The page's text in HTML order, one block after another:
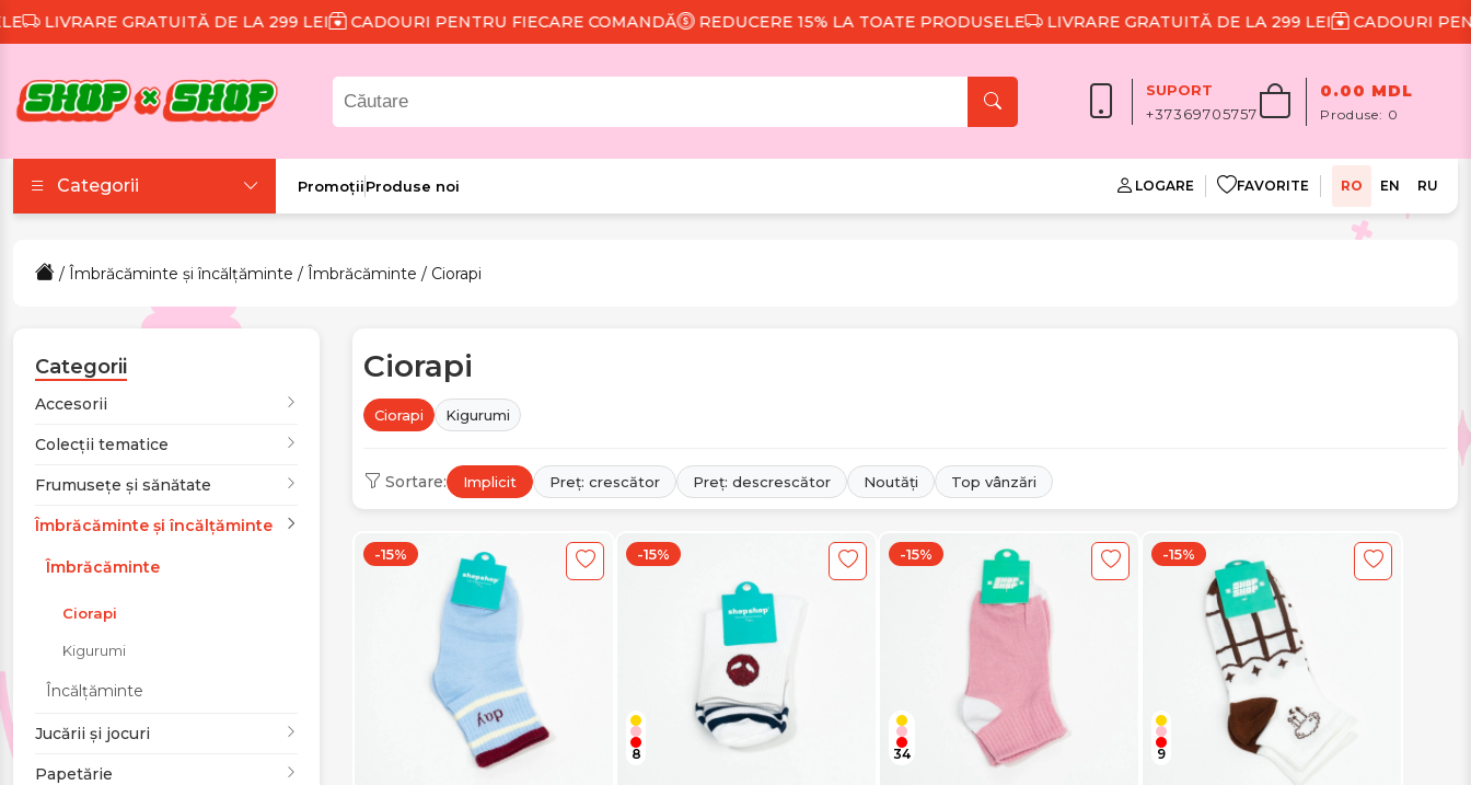
GRATUITĂ DE LA 299 LEI CADOURI PENTRU FIECARE COMANDĂ REDUCERE 15% LA TOATE PRODUSELE LIVRARE GRATUITĂ DE LA 299 LEI CADOURI PENTRU
SUPORT
+37369705757
0.00 MDL
Produse: 0
Categorii
Colecții tematice
Frumusețe și sănătate
încălțăminte
Jucării și jocuri
Papetărie
Produse pentru
sărbători
PromoțiiProduse noi LOGARE FAVORITE RO EN RU
/ Îmbrăcăminte și încălțăminte / Îmbrăcăminte / Ciorapi
Categorii
Accesorii
Colecții tematice
Frumusețe și sănătate
Îmbrăcăminte și încălțăminte
Îmbrăcăminte
Ciorapi
Kigurumi
Încălțăminte
Jucării și jocuri
Papetărie
Ciorapi
Ciorapi Kigurumi
Sortare: Implicit Preț: crescător Preț: descrescător Noutăți Top vânzări
-15% -15%
8
-15%
34
-15%
9